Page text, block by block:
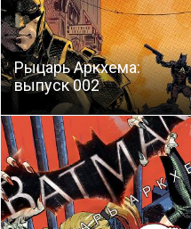
Рыцарь Аркхема:
выпуск 002